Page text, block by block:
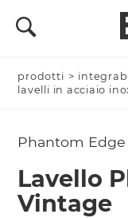
prodotti >
lavelli in acciaio
Phantom Edge
Lavello
Vintage
Nominativo *